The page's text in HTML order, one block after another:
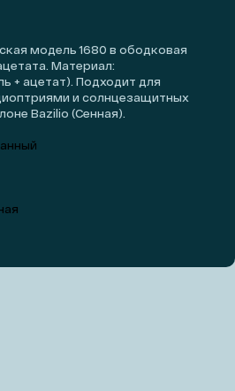
модель 1680 в ободковая
Материал:
+ ацетат). Подходит для
и солнцезащитных
Bazilio (Сенная).